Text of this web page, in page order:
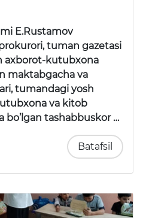
E.Rustamov
tuman gazetasi
axborot-kutubxona
maktabgacha va
tumandagi yosh
va kitob
bo’lgan tashabbuskor …
Batafsil